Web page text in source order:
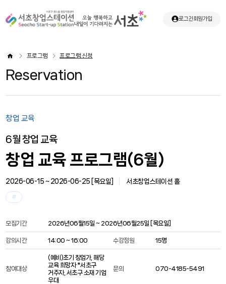
로그인회원가입
프로그램 프로그램 신청
Reservation
창업 교육
6월 창업 교육
창업 교육 프로그램(6월)
2026-06-15 ~ 2026-06-25 [ 목요일 서초창업스테이션 홀
#
모집기간 2026년06월15일 ~ 2026년06월25일 [목요일]
강의시간 14:00 ~ 16:00 수강정원 15명
참여대상
(예비)초기 창업가, 해당
교육 희망자 *서초구
거주자, 서초구 소재 기업
우대
문의 070-4185-5491